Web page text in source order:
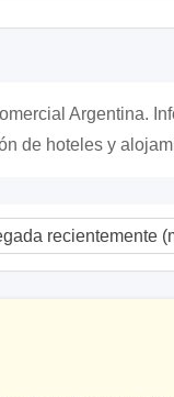
Argentina.
de hoteles y